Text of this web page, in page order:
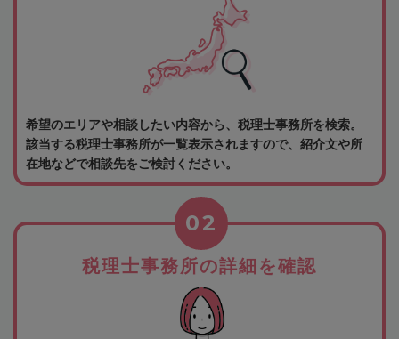
希望のエリアや相談したい内容から、税理士事務所を検索。
該当する税理士事務所が一覧表示されますので、紹介文や所
在地などで相談先をご検討ください。
税理士事務所の詳細を確認
02